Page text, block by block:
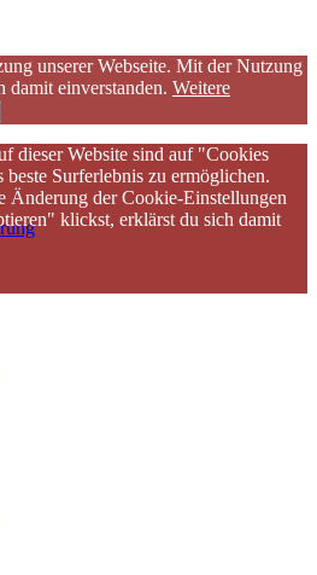
unserer Webseite. Mit der Nutzung
damit einverstanden. Weitere
dieser Website sind auf "Cookies
beste Surferlebnis zu ermöglichen.
Änderung der Cookie-Einstellungen
klickst, erklärst du sich damit